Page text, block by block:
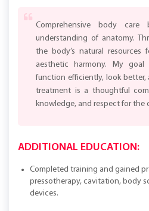
Comprehensive body
understanding of anatomy.
the body’s natural resources
aesthetic harmony. My
function efficiently, look better,
treatment is a thoughtful
knowledge, and respect for the
ADDITIONAL EDUCATION:
Completed training and gained
pressotherapy, cavitation, body
devices.